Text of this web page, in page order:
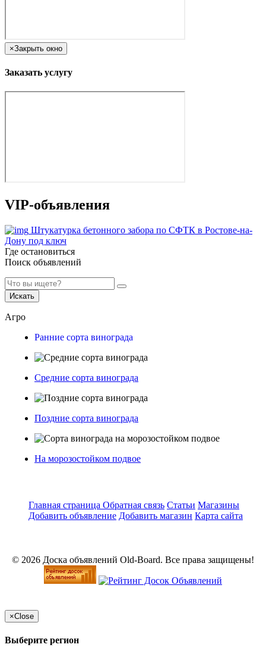
×Закрыть окно
Заказать услугу
VIP-объявления
Штукатурка бетонного забора по СФТК в Ростове-на-
Дону под ключ
Где остановиться
Поиск объявлений
Искать
Агро
Ранние сорта винограда
Средние сорта винограда
Поздние сорта винограда
На морозостойком подвое
Главная страница Обратная связь Статьи Магазины
Добавить объявление Добавить магазин Карта сайта
© 2026 Доска объявлений Old-Board. Все права защищены!
×Close
Выберите регион